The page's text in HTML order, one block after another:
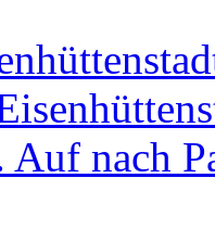
Auf nach